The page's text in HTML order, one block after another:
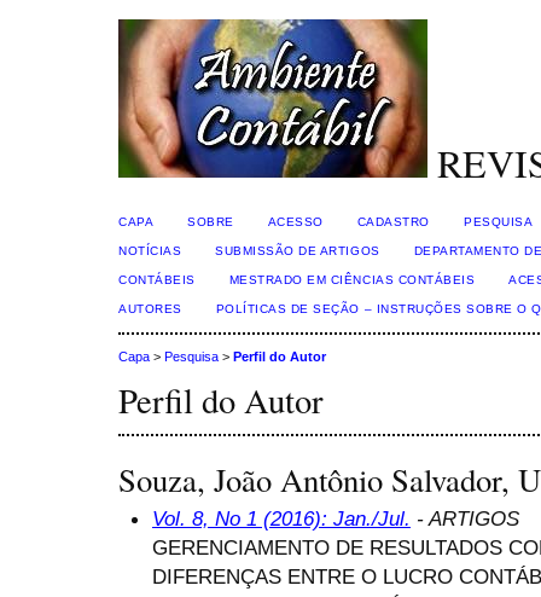
CAPA SOBRE ACESSO CADASTRO PESQUISA
NOTÍCIAS SUBMISSÃO DE ARTIGOS DEPARTAMENTO
CONTÁBEIS MESTRADO EM CIÊNCIAS CONTÁBEIS
AUTORES POLÍTICAS DE SEÇÃO – INSTRUÇÕES SOBRE O
Capa > Pesquisa > Perfil do Autor
Perfil do Autor
Souza, João Antônio Salvador,
Vol. 8, No 1 (2016): Jan./Jul. - ARTIGOS
GERENCIAMENTO DE RESULTADOS
DIFERENÇAS ENTRE O LUCRO